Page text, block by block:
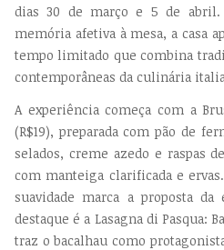
dias 30 de março e 5 de abril.
memória afetiva à mesa, a casa
tempo limitado que combina
contemporâneas da culinária
A experiência começa com a
(R$19), preparada com pão de
selados, creme azedo e raspas
com manteiga clarificada e
suavidade marca a proposta
destaque é a Lasagna di Pasqua:
traz o bacalhau como